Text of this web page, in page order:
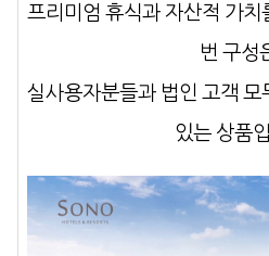
프리미엄 휴식과 자산적 가치
번 구성
실사용자분들과 법인 고객
있는 상품